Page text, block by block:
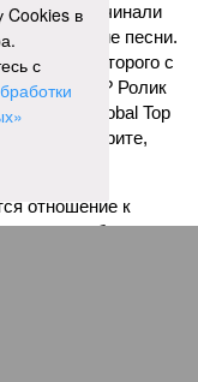
чего начинали
и российские песни.
Уэстом
, которого с
ночь»? Ролик
Shazam Global Top
мол, смотрите,
отношение к
делают больше,
Cookies в
с